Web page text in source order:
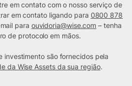
em contato com o nosso serviço de
em contato ligando para 0800 878
para ouvidoria@wise.com – tenha
de protocolo em mãos.
investimento são fornecidos pela
da Wise Assets da sua região.